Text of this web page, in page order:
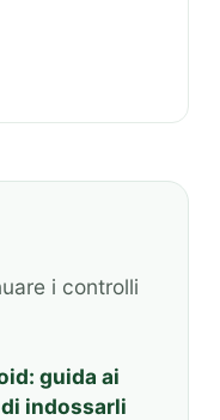
i controlli
guida ai
indossarli